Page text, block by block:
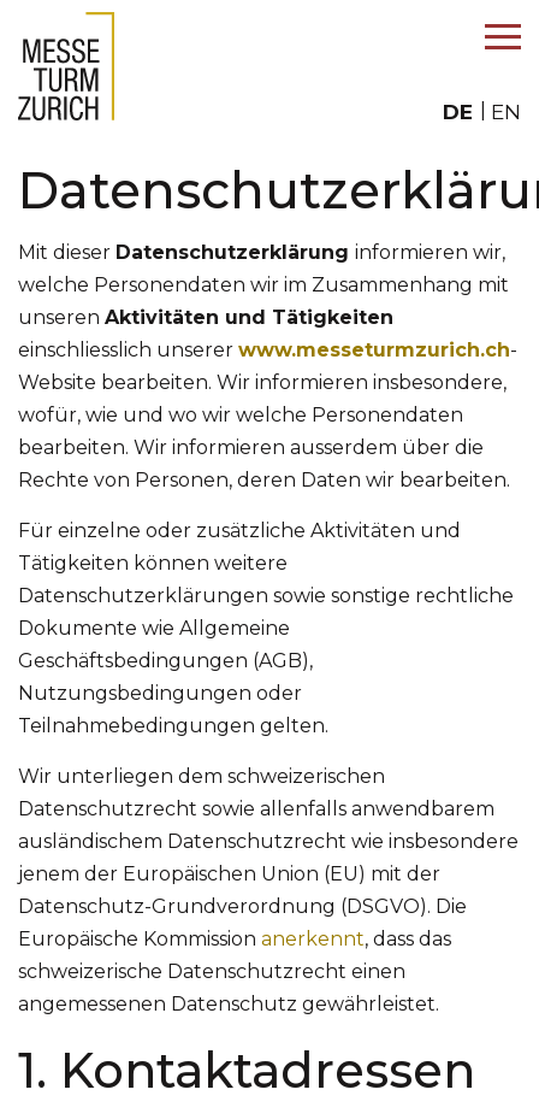
DE EN
Mit dieser Datenschutzerklärung informieren wir,
welche Personendaten wir im Zusammenhang mit
unseren Aktivitäten und Tätigkeiten
einschliesslich unserer www.messeturmzurich.ch-
Website bearbeiten. Wir informieren insbesondere,
wofür, wie und wo wir welche Personendaten
bearbeiten. Wir informieren ausserdem über die
Rechte von Personen, deren Daten wir bearbeiten.
Für einzelne oder zusätzliche Aktivitäten und
Tätigkeiten können weitere
Datenschutzerklärungen sowie sonstige rechtliche
Dokumente wie Allgemeine
Geschäftsbedingungen (AGB),
Nutzungsbedingungen oder
Teilnahmebedingungen gelten.
Wir unterliegen dem schweizerischen
Datenschutzrecht sowie allenfalls anwendbarem
ausländischem Datenschutzrecht wie insbesondere
jenem der Europäischen Union (EU) mit der
Datenschutz-Grundverordnung (DSGVO). Die
Europäische Kommission anerkennt, dass das
schweizerische Datenschutzrecht einen
angemessenen Datenschutz gewährleistet.
1. Kontaktadressen